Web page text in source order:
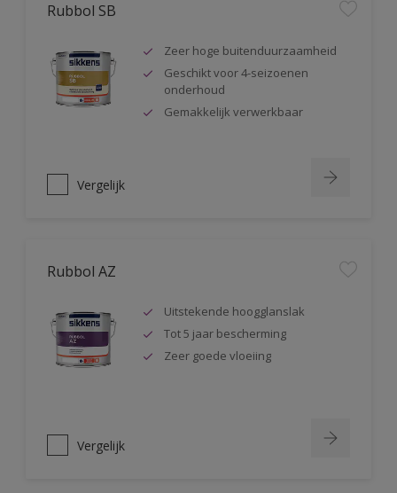
Rubbol SB
Zeer hoge buitenduurzaamheid
Geschikt voor 4-seizoenen
onderhoud
Gemakkelijk verwerkbaar
Vergelijk
Rubbol AZ
Uitstekende hoogglanslak
Tot 5 jaar bescherming
Zeer goede vloeiing
Vergelijk